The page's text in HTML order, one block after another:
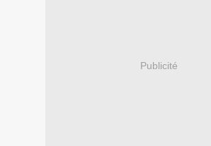
Publicité